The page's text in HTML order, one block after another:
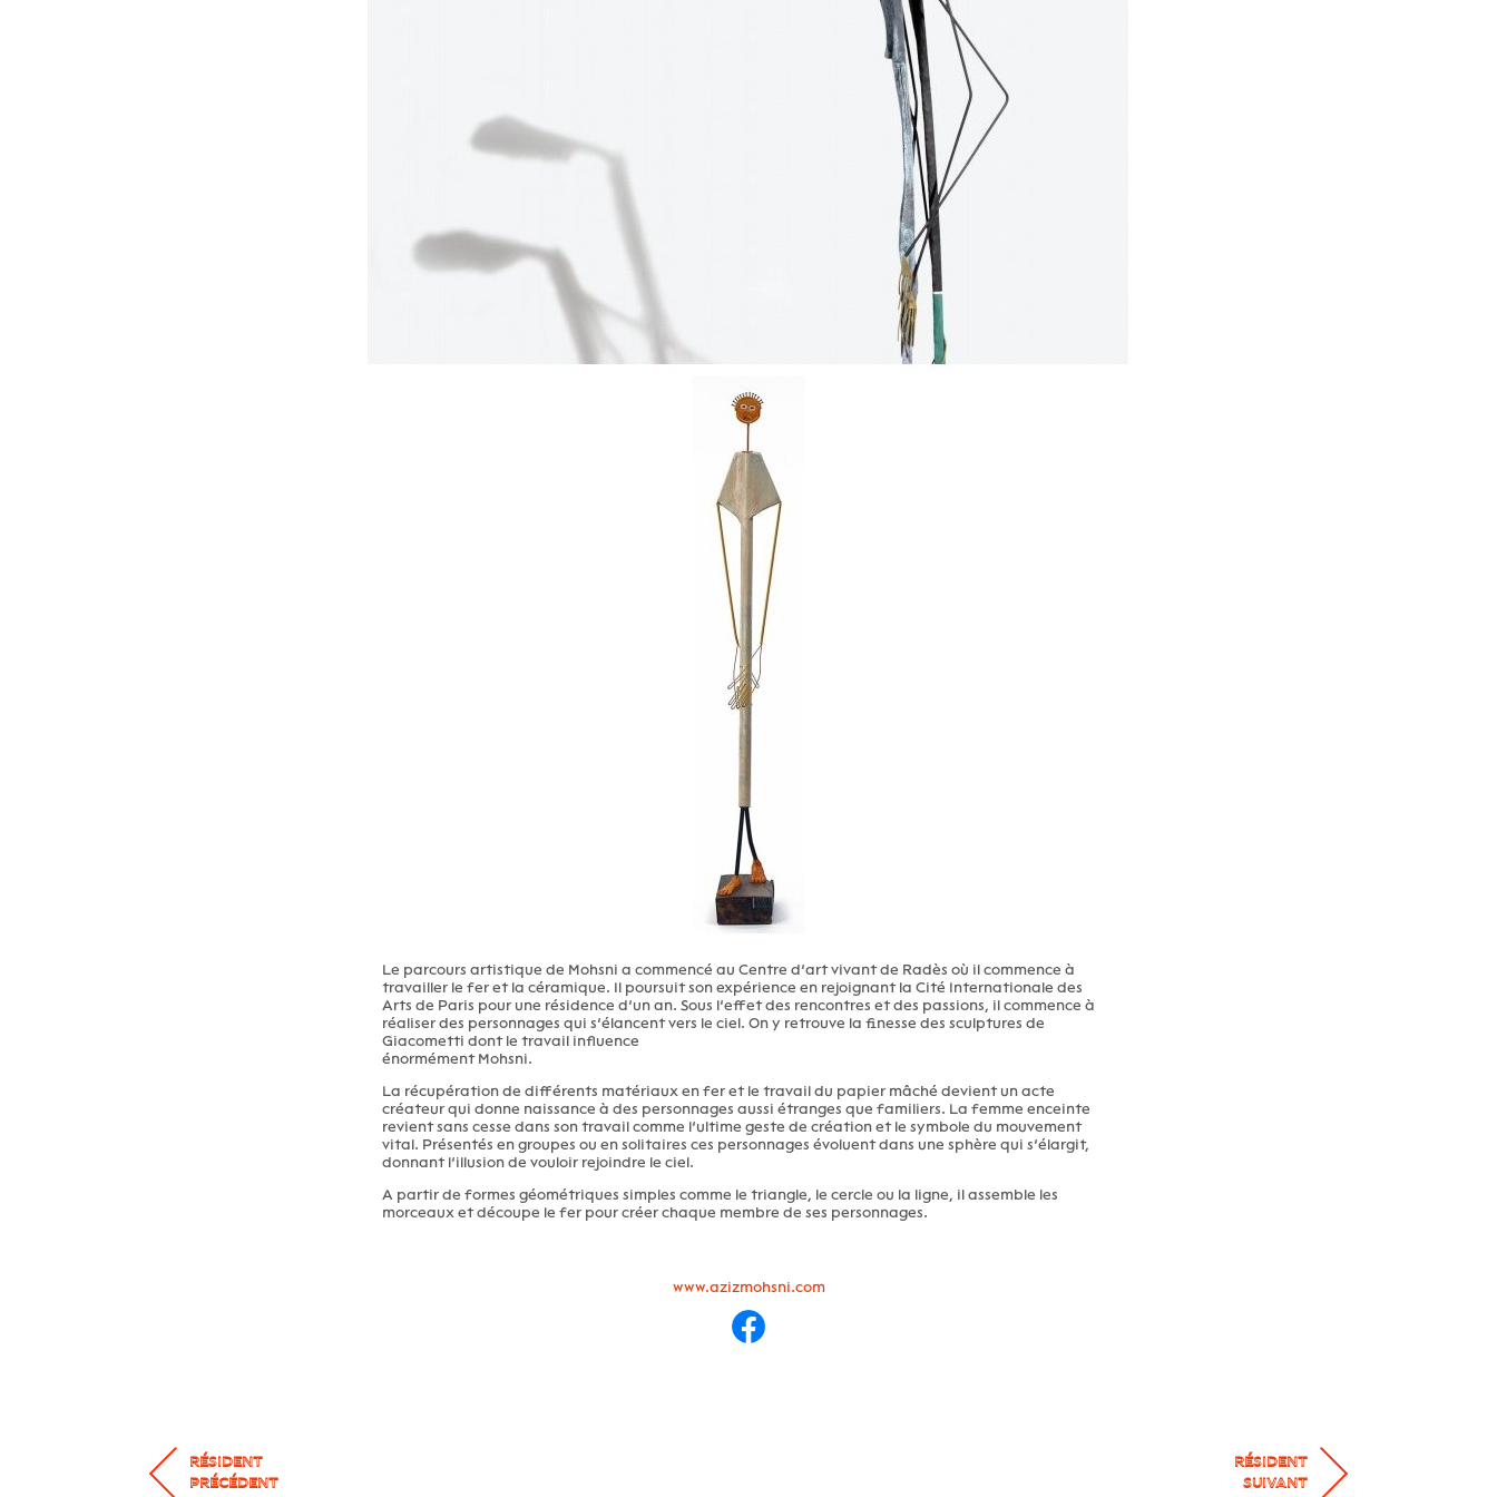
Le parcours artistique de Mohsni a commencé au Centre d’art vivant de Radès où il commence à
travailler le fer et la céramique. Il poursuit son expérience en rejoignant la Cité Internationale des
Arts de Paris pour une résidence d’un an. Sous l’effet des rencontres et des passions, il commence à
réaliser des personnages qui s’élancent vers le ciel. On y retrouve la finesse des sculptures de
Giacometti dont le travail influence
énormément Mohsni.
La récupération de différents matériaux en fer et le travail du papier mâché devient un acte
créateur qui donne naissance à des personnages aussi étranges que familiers. La femme enceinte
revient sans cesse dans son travail comme l’ultime geste de création et le symbole du mouvement
vital. Présentés en groupes ou en solitaires ces personnages évoluent dans une sphère qui s’élargit,
donnant l’illusion de vouloir rejoindre le ciel.
A partir de formes géométriques simples comme le triangle, le cercle ou la ligne, il assemble les
morceaux et découpe le fer pour créer chaque membre de ses personnages.
www.azizmohsni.com
RÉSIDENT
PRÉCÉDENT
RÉSIDENT
SUIVANT